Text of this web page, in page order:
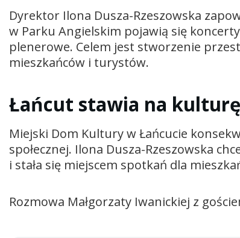
Dyrektor Ilona Dusza-Rzeszowska
w Parku Angielskim pojawią się
plenerowe. Celem jest stworzenie
mieszkańców i turystów.
Łańcut stawia na kulturę
Miejski Dom Kultury w Łańcucie
społecznej. Ilona Dusza-Rzeszowska
i stała się miejscem spotkań dla
Rozmowa Małgorzaty Iwanickiej z